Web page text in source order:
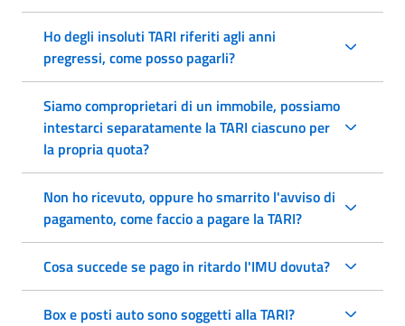
Ho degli insoluti TARI riferiti agli anni
pregressi, come posso pagarli?
Siamo comproprietari di un immobile, possiamo
intestarci separatamente la TARI ciascuno per
la propria quota?
Non ho ricevuto, oppure ho smarrito l'avviso di
pagamento, come faccio a pagare la TARI?
Cosa succede se pago in ritardo l'IMU dovuta?
Box e posti auto sono soggetti alla TARI?